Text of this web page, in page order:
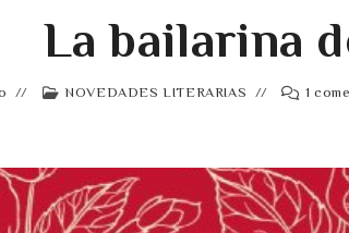
La bailarina
NOVEDADES LITERARIAS 1